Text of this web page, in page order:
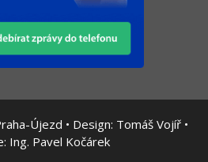
Újezd • Design: Tomáš Vojíř •
Ing. Pavel Kočárek